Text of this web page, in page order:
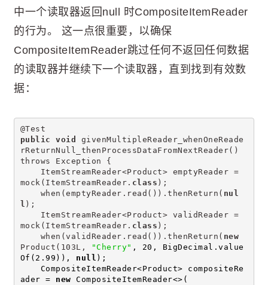
中一个读取器返回null 时CompositeItemReader
的行为。 这一点很重要，以确保
CompositeItemReader跳过任何不返回任何数据
的读取器并继续下一个读取器，直到找到有效数
据：
@Test
public
void
givenMultipleReader_whenOneReade
rReturnNull_thenProcessDataFromNextReader()
throws Exception {
ItemStreamReader<Product> emptyReader =
mock(ItemStreamReader. class );
when(emptyReader.read()).thenReturn( nul
l );
ItemStreamReader<Product> validReader =
mock(ItemStreamReader. class );
when(validReader.read()).thenReturn( new
Product(103L,
"Cherry" , 20, BigDecimal.value
Of(2.99)), null );
CompositeItemReader<Product> compositeRe
ader = new CompositeItemReader<>(